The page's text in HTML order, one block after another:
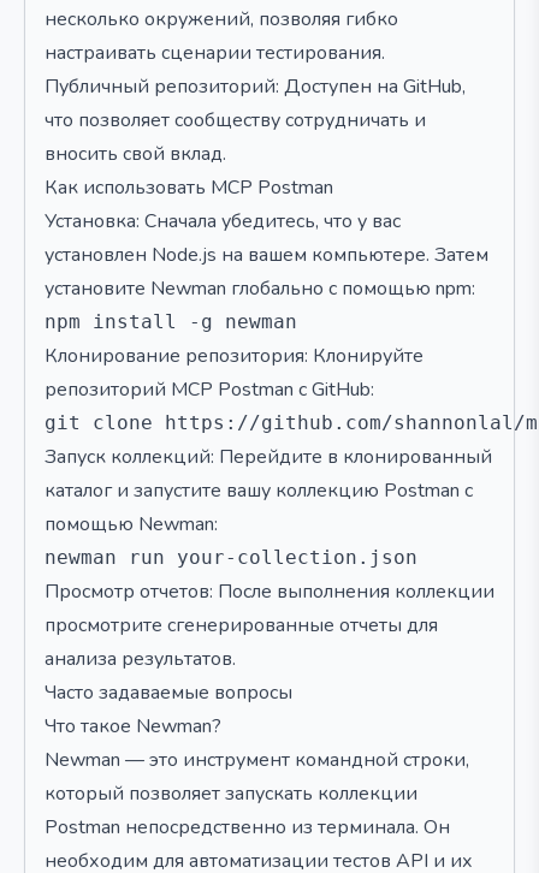
несколько окружений, позволяя гибко
настраивать сценарии тестирования.
Публичный репозиторий: Доступен на GitHub,
что позволяет сообществу сотрудничать и
вносить свой вклад.
Как использовать MCP Postman
Установка: Сначала убедитесь, что у вас
установлен Node.js на вашем компьютере. Затем
установите Newman глобально с помощью npm:
Клонирование репозитория: Клонируйте
репозиторий MCP Postman с GitHub:
Запуск коллекций: Перейдите в клонированный
каталог и запустите вашу коллекцию Postman с
помощью Newman:
Просмотр отчетов: После выполнения коллекции
просмотрите сгенерированные отчеты для
анализа результатов.
Часто задаваемые вопросы
Что такое Newman?
Newman — это инструмент командной строки,
который позволяет запускать коллекции
Postman непосредственно из терминала. Он
необходим для автоматизации тестов API и их